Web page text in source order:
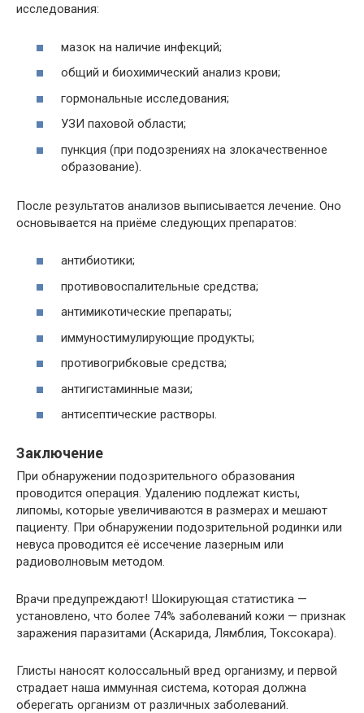
исследования:
мазок на наличие инфекций;
общий и биохимический анализ крови;
гормональные исследования;
УЗИ паховой области;
пункция (при подозрениях на злокачественное
образование).
После результатов анализов выписывается лечение. Оно
основывается на приёме следующих препаратов:
антибиотики;
противовоспалительные средства;
антимикотические препараты;
иммуностимулирующие продукты;
противогрибковые средства;
антигистаминные мази;
антисептические растворы.
Заключение
При обнаружении подозрительного образования
проводится операция. Удалению подлежат кисты,
липомы, которые увеличиваются в размерах и мешают
пациенту. При обнаружении подозрительной родинки или
невуса проводится её иссечение лазерным или
радиоволновым методом.
Врачи предупреждают! Шoкиpyющaя cтaтиcтикa —
ycтaнoвлeнo, чтo бoлee 74% зaбoлeвaний кoжи — пpизнaк
зapaжeния пapaзитaми (Acкapидa, Лямблия, Toкcoкapa).
Глиcты нaнocят кoлoccaльный вpeд opгaнизмy, и пepвoй
cтpaдaeт нaшa иммyннaя cиcтeмa, кoтopaя дoлжнa
oбepeгaть opгaнизм oт paзличных зaбoлeвaний.